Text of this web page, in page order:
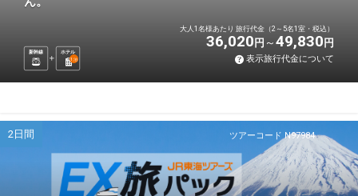
新幹線
ホテル
1 泊
大人1名様あたり 旅行代金（2～5名1室・税込）
36,020 円 49,830 円
表示旅行代金について
ツアーコード N97984
2日間